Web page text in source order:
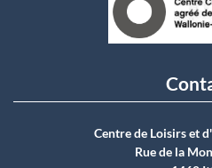
Centre de Loisirs et
Rue de la